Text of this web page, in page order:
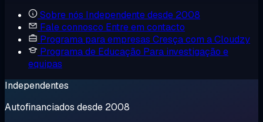
Sobre nós Independente desde 2008
Fale connosco Entre em contacto
Programa para empresas Cresça com a Cloudzy
Programa de Educação Para investigação e
equipas
Independentes
Autofinanciados desde 2008